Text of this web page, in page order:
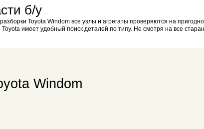
б/у
Toyota Windom все узлы и агрегаты проверяются на
имеет удобный поиск деталей по типу. Не смотря на все
Windom